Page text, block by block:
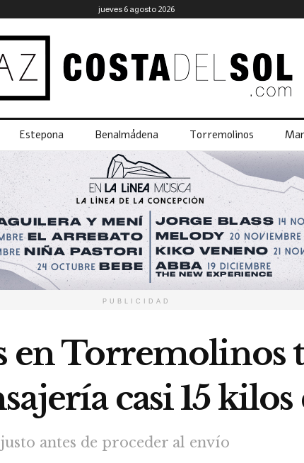
jueves 6 agosto 2026
Estepona Benalmádena Torremolinos
PUBLICIDAD
en Torremolinos
casi 15 kilos
antes de proceder al envío